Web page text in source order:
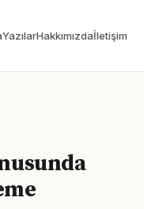
YazılarHakkımızdaİletişim